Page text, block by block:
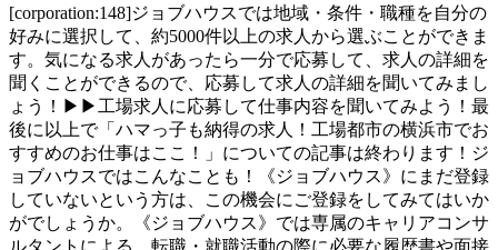
[corporation:148]ジョブハウスでは地域・条件・職種を自分の
好みに選択して、約5000件以上の求人から選ぶことができま
す。気になる求人があったら一分で応募して、求人の詳細を
聞くことができるので、応募して求人の詳細を聞いてみまし
ょう！▶▶工場求人に応募して仕事内容を聞いてみよう！最
後に以上で「ハマっ子も納得の求人！工場都市の横浜市でお
すすめのお仕事はここ！」についての記事は終わります！ジ
ョブハウスではこんなことも！《ジョブハウス》にまだ登録
していないという方は、この機会にご登録をしてみてはいか
がでしょうか。《ジョブハウス》では専属のキャリアコンサ
ルタントによる、転職・就職活動の際に必要な履歴書や面接